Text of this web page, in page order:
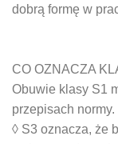
dobrą formę w
CO OZNACZA
Obuwie klasy S1
przepisach normy.
◊ S3 oznacza, że